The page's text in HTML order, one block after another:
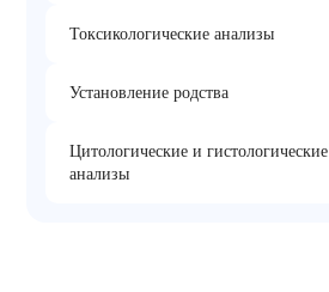
Токсикологические анализы
Установление родства
Цитологические и гистологические
анализы